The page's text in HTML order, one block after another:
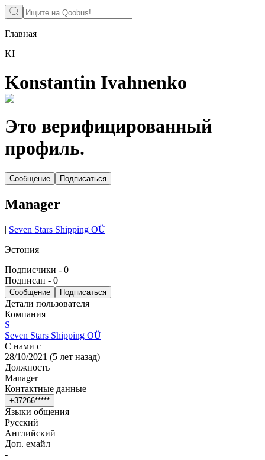
Главная
KI
Konstantin Ivahnenko
Это верифицированный
профиль.
Сообщение Подписаться
Manager
| Seven Stars Shipping OÜ
Эстония
Подписчики - 0
Подписан - 0
Сообщение Подписаться
Детали пользователя
Компания
S
Seven Stars Shipping OÜ
С нами с
28/10/2021 (5 лет назад)
Должность
Manager
Контактные данные
+37266*****
Языки общения
Русский
Английский
Доп. емайл
-